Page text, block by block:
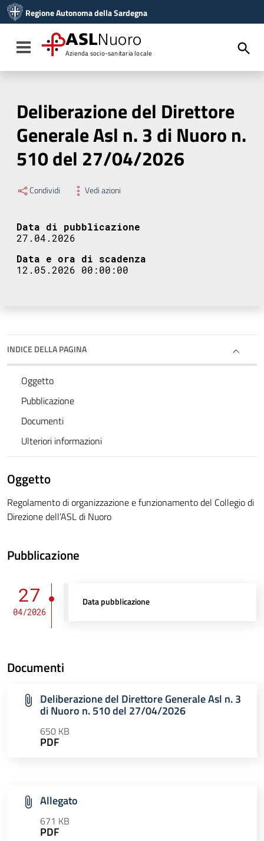
Vai al menu di navigazione
Vai al footer
Regione Autonoma della Sardegna
Toggle navigation
ASLNuoro
Azienda socio-sanitaria locale
Deliberazione del Direttore
Generale Asl n. 3 di Nuoro n.
510 del 27/04/2026
Condividi Vedi azioni
Data di pubblicazione
27.04.2026
Data e ora di scadenza
12.05.2026 00:00:00
INDICE DELLA PAGINA
Oggetto
Pubblicazione
Documenti
Ulteriori informazioni
Oggetto
Regolamento di organizzazione e funzionamento del Collegio di
Direzione dell’ASL di Nuoro
Pubblicazione
27
04/2026
Data pubblicazione
Documenti
Deliberazione del Direttore Generale Asl n. 3
di Nuoro n. 510 del 27/04/2026
650 KB
PDF
Allegato
671 KB
PDF